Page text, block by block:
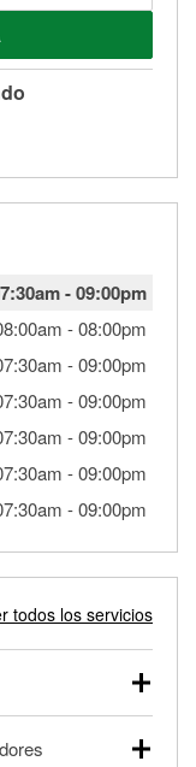
-09:00pm
-08:00pm
-09:00pm
-09:00pm
-09:00pm
-09:00pm
-09:00pm
todos los servicios
y